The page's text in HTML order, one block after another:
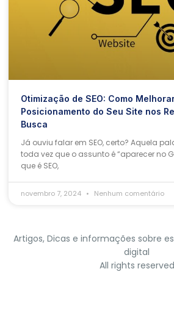
Otimização de SEO: Como
Posicionamento do Seu Site nos
Busca
Já ouviu falar em SEO, certo? Aquela
toda vez que o assunto é “aparecer no
que é SEO,
novembro 7, 2024 Nenhum comentário
Artigos, Dicas e informações sobre
digital
All rights reserved